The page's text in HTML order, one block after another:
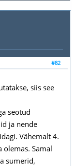
#82
siis see
seotud
ja nende
Vähemalt 4.
olemas. Samal
sumerid,